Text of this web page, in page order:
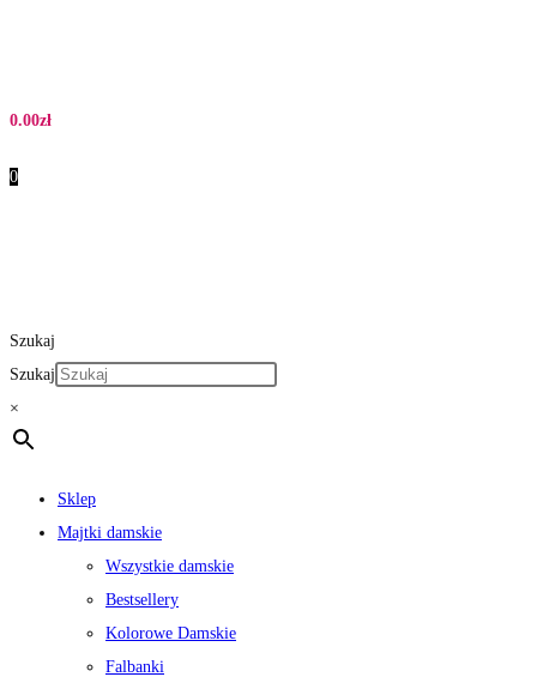
0.00zł
0
Szukaj
Szukaj
×
Sklep
Majtki damskie
Wszystkie damskie
Bestsellery
Kolorowe Damskie
Falbanki